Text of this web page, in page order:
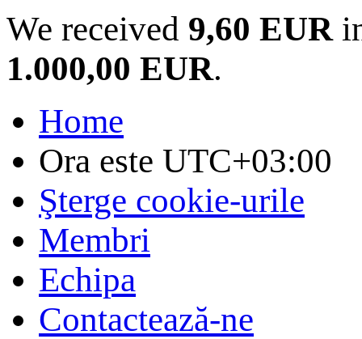
We received 9,60 EUR
1.000,00 EUR.
Home
Ora este UTC+03:00
Şterge cookie-urile
Membri
Echipa
Contactează-ne